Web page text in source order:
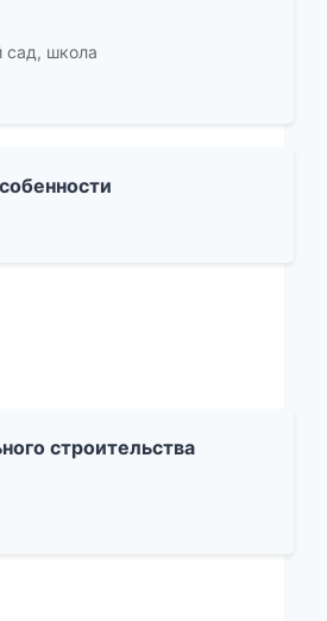
сад, школа
строительства